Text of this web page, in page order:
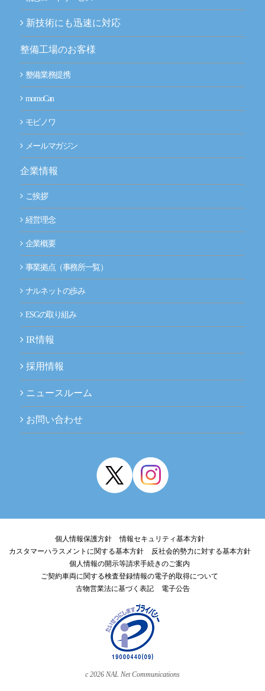
新技術にも迅速に対応
整備工場のお客様
整備業務提携
momoCan
モビノワ
メールマガジン
企業情報
ご挨拶
経営理念
企業概要
事業拠点（事務所一覧）
ナルネットの歩み
ESGの取り組み
IR情報
採用情報
ニュースルーム
お問い合わせ
個人情報保護方針
情報セキュリティ基本方針
カスタマーハラスメントに関する基本方針
反社会的勢力に対する基本方針
個人情報の開示等請求手続きのご案内
ご契約車両に関する検査登録情報の電子的取得について
古物営業法に基づく表記
電子公告
c 2026 NAL Net Communications